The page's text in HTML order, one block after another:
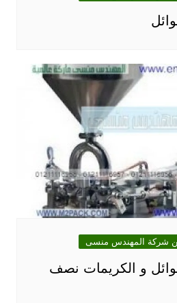
شركة المهندس منسى
و الكريمات نصف